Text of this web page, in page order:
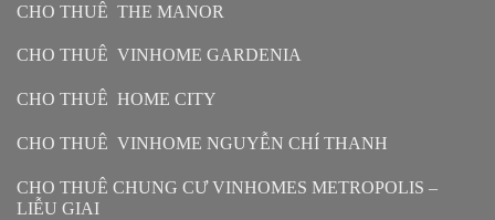
CHO THUÊ THE MANOR
CHO THUÊ VINHOME GARDENIA
CHO THUÊ HOME CITY
CHO THUÊ VINHOME NGUYỄN CHÍ THANH
CHO THUÊ CHUNG CƯ VINHOMES METROPOLIS –
LIỄU GIAI